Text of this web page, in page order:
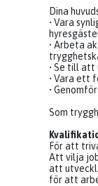
Dina
• Vara
• Arbeta
• Se till att
• Vara ett
•
Som
För att
Att vilja
att
för att